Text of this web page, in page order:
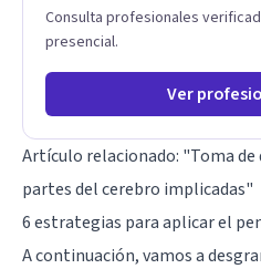
Consulta profesionales
presencial.
Ver
Artículo relacionado: "Toma de
partes del cerebro implicadas"
6 estrategias para aplicar el
A continuación, vamos a